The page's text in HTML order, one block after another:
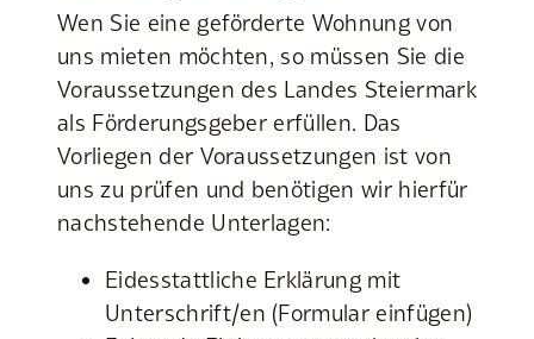
Wen Sie eine geförderte Wohnung von
uns mieten möchten, so müssen Sie die
Voraussetzungen des Landes Steiermark
als Förderungsgeber erfüllen. Das
Vorliegen der Voraussetzungen ist von
uns zu prüfen und benötigen wir hierfür
nachstehende Unterlagen:
Eidesstattliche Erklärung mit
Unterschrift/en (Formular einfügen)